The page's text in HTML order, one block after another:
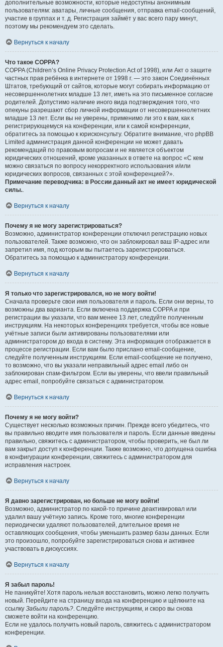
дополнительные возможности, которые недоступны анонимным
пользователям: аватары, личные сообщения, отправка email-сообщений,
участие в группах и т. д. Регистрация займёт у вас всего пару минут,
поэтому мы рекомендуем это сделать.
Вернуться к началу
Что такое COPPA?
COPPA (Children’s Online Privacy Protection Act of 1998), или Акт о защите
частных прав ребёнка в интернете от 1998 г. — это закон Соединённых
Штатов, требующий от сайтов, которые могут собирать информацию от
несовершеннолетних младше 13 лет, иметь на это письменное согласие
родителей. Допустимо наличие иного вида подтверждения того, что
опекуны разрешают сбор личной информации от несовершеннолетних
младше 13 лет. Если вы не уверены, применимо ли это к вам, как к
регистрирующемуся на конференции, или к самой конференции,
обратитесь за помощью к юрисконсульту. Обратите внимание, что phpBB
Limited администрация данной конференции не может давать
рекомендаций по правовым вопросам и не является объектом
юридических отношений, кроме указанных в ответе на вопрос «С кем
можно связаться по вопросу некорректного использования и/или
юридических вопросов, связанных с этой конференцией?».
Примечание переводчика: в России данный акт не имеет юридической
силы..
Вернуться к началу
Почему я не могу зарегистрироваться?
Возможно, администратор конференции отключил регистрацию новых
пользователей. Также возможно, что он заблокировал ваш IP-адрес или
запретил имя, под которым вы пытаетесь зарегистрироваться.
Обратитесь за помощью к администратору конференции.
Вернуться к началу
Я только что зарегистрировался, но не могу войти!
Сначала проверьте свои имя пользователя и пароль. Если они верны, то
возможны два варианта. Если включена поддержка COPPA и при
регистрации вы указали, что вам менее 13 лет, следуйте полученным
инструкциям. На некоторых конференциях требуется, чтобы все новые
учётные записи были активированы пользователями или
администратором до входа в систему. Эта информация отображается в
процессе регистрации. Если вам было прислано email-сообщение,
следуйте полученным инструкциям. Если email-сообщение не получено,
то возможно, что вы указали неправильный адрес email либо он
заблокирован спам-фильтром. Если вы уверены, что ввели правильный
адрес email, попробуйте связаться с администратором.
Вернуться к началу
Почему я не могу войти?
Существует несколько возможных причин. Прежде всего убедитесь, что
вы правильно вводите имя пользователя и пароль. Если данные введены
правильно, свяжитесь с администратором, чтобы проверить, не был ли
вам закрыт доступ к конференции. Также возможно, что допущена ошибка
в конфигурации конференции, свяжитесь с администратором для
исправления настроек.
Вернуться к началу
Я давно зарегистрирован, но больше не могу войти!
Возможно, администратор по какой-то причине деактивировал или
удалил вашу учётную запись. Кроме того, многие конференции
периодически удаляют пользователей, длительное время не
оставляющих сообщения, чтобы уменьшить размер базы данных. Если
это произошло, попробуйте зарегистрироваться снова и активнее
участвовать в дискуссиях.
Вернуться к началу
Я забыл пароль!
Не паникуйте! Хотя пароль нельзя восстановить, можно легко получить
новый. Перейдите на страницу входа на конференцию и щёлкните на
ссылку Забыли пароль?. Следуйте инструкциям, и скоро вы снова
сможете войти на конференцию.
Если не удалось получить новый пароль, свяжитесь с администратором
конференции.